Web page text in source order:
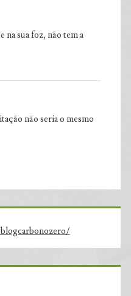
sua foz, não tem a
não seria o mesmo